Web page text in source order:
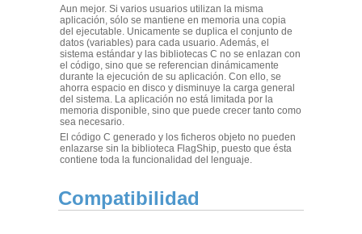
Aun mejor. Si varios usuarios utilizan la misma
aplicación, sólo se mantiene en memoria una copia
del ejecutable. Unicamente se duplica el conjunto de
datos (variables) para cada usuario. Además, el
sistema estándar y las bibliotecas C no se enlazan con
el código, sino que se referencian dinámicamente
durante la ejecución de su aplicación. Con ello, se
ahorra espacio en disco y disminuye la carga general
del sistema. La aplicación no está limitada por la
memoria disponible, sino que puede crecer tanto como
sea necesario.
El código C generado y los ficheros objeto no pueden
enlazarse sin la biblioteca FlagShip, puesto que ésta
contiene toda la funcionalidad del lenguaje.
Compatibilidad